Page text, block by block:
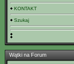
KONTAKT
Szukaj
Wątki na Forum